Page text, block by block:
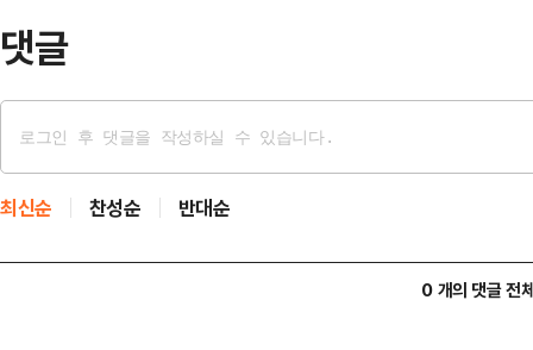
댓글
최신순 찬성순 반대순
0 개의 댓글 전